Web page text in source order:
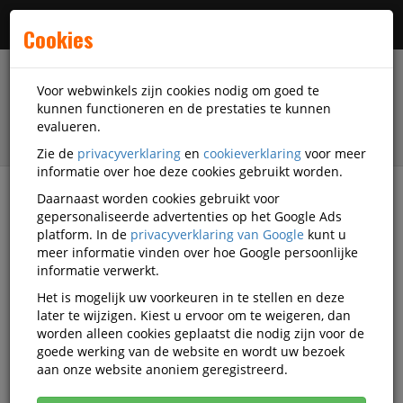
filter
Presentatiemiddelen Edding Ecoline
Edding Ecoline
presentatiemiddelen
Edding Ecoline Flipovers en
Cookies
Voor webwinkels zijn cookies nodig om goed te
kunnen functioneren en de prestaties te kunnen
evalueren.
Zie de privacyverklaring en cookieverklaring voor meer
informatie over hoe deze cookies gebruikt worden.
Daarnaast worden cookies gebruikt voor
gepersonaliseerde advertenties op het Google Ads
platform. In de privacyverklaring van Google kunt u
meer informatie vinden over hoe Google persoonlijke
informatie verwerkt.
Het is mogelijk uw voorkeuren in te stellen en deze
later te wijzigen. Kiest u ervoor om te weigeren, dan
worden alleen cookies geplaatst die nodig zijn voor de
goede werking van de website en wordt uw bezoek
aan onze website anoniem geregistreerd.